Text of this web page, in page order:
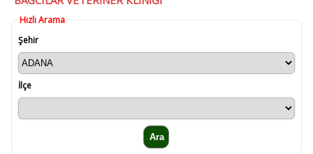
Hızlı Arama
Şehir
İlçe